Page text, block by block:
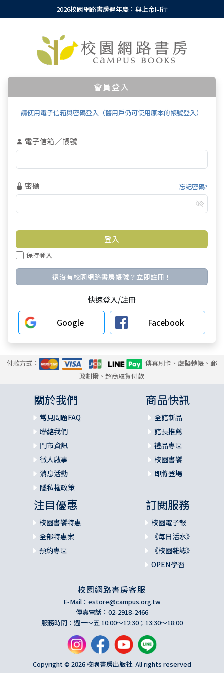
2026校園網路書房週年慶：與上帝同行
會員登入
請使用電子信箱與密碼登入（舊用戶仍可使用原本的帳號登入）
電子信箱／帳號
密碼 忘記密碼?
保持登入
還沒有校園網路書房帳號？立即註冊！
快速登入/註冊
Google Facebook
付款方式：
傳真刷卡、虛擬轉帳、郵
政劃撥、超商取貨付款
關於我們
常見問題FAQ
聯絡我們
門市資訊
徵人啟事
消息活動
隱私權政策
商品快訊
全館新品
館長推薦
禮品專區
校園書饗
即將登場
注目優惠
校園書饗特惠
全部特惠案
預約專區
訂閱服務
校園電子報
《每日活水》
《校園雜誌》
OPEN學習
校園網路書房客服
E-Mail： estore@campus.org.tw
傳真電話：02-2918-2466
服務時間：週一～五 10:00～12:30；13:30～18:00
Copyright © 2026 校園書房出版社. All rights reserved